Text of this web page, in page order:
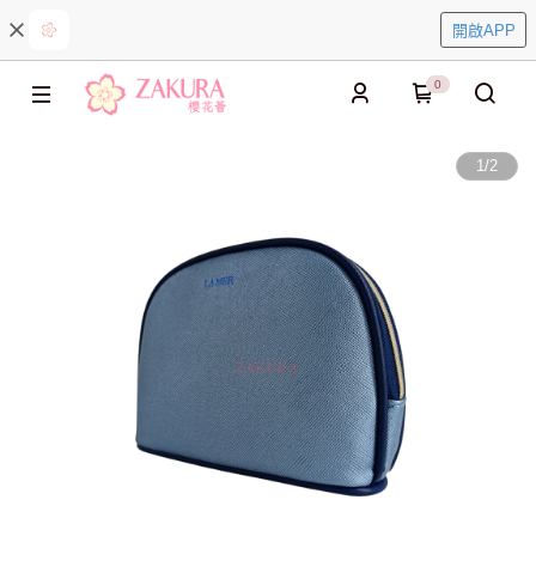
開啟APP
0
1/2